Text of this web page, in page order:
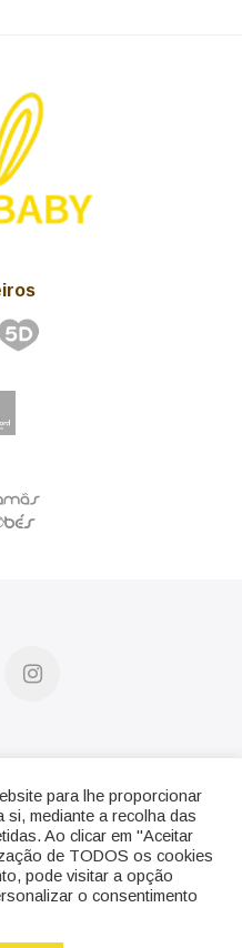
instagram
107 172
fixa nacional)
de Privacidade|
para lhe proporcionar
si, mediante a recolha das
Ao clicar em "Aceitar
de TODOS os cookies
pode visitar a opção
o consentimento